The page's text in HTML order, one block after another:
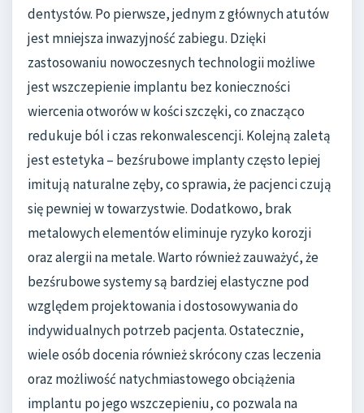
dentystów. Po pierwsze, jednym z głównych atutów
jest mniejsza inwazyjność zabiegu. Dzięki
zastosowaniu nowoczesnych technologii możliwe
jest wszczepienie implantu bez konieczności
wiercenia otworów w kości szczęki, co znacząco
redukuje ból i czas rekonwalescencji. Kolejną zaletą
jest estetyka – bezśrubowe implanty często lepiej
imitują naturalne zęby, co sprawia, że pacjenci czują
się pewniej w towarzystwie. Dodatkowo, brak
metalowych elementów eliminuje ryzyko korozji
oraz alergii na metale. Warto również zauważyć, że
bezśrubowe systemy są bardziej elastyczne pod
względem projektowania i dostosowywania do
indywidualnych potrzeb pacjenta. Ostatecznie,
wiele osób docenia również skrócony czas leczenia
oraz możliwość natychmiastowego obciążenia
implantu po jego wszczepieniu, co pozwala na